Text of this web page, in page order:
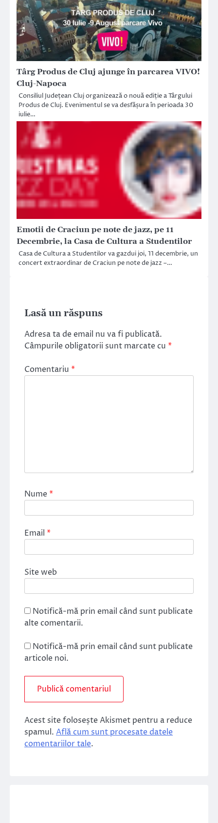
Târg Produs de Cluj ajunge în parcarea VIVO!
Cluj-Napoca
Consiliul Județean Cluj organizează o nouă ediție a Târgului
Produs de Cluj. Evenimentul se va desfășura în perioada 30
iulie…
Emotii de Craciun pe note de jazz, pe 11
Decembrie, la Casa de Cultura a Studentilor
Casa de Cultura a Studentilor va gazdui joi, 11 decembrie, un
concert extraordinar de Craciun pe note de jazz –…
Lasă un răspuns
Adresa ta de email nu va fi publicată.
Câmpurile obligatorii sunt marcate cu *
Comentariu *
Nume*
Email *
Site web
Notifică-mă prin email când sunt publicate
alte comentarii.
Notifică-mă prin email când sunt publicate
articole noi.
Acest site folosește Akismet pentru a reduce
spamul. Află cum sunt procesate datele
comentariilor tale.